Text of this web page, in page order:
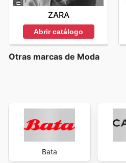
ZARA
Abrir catálogo
Otras marcas de Moda
Bata